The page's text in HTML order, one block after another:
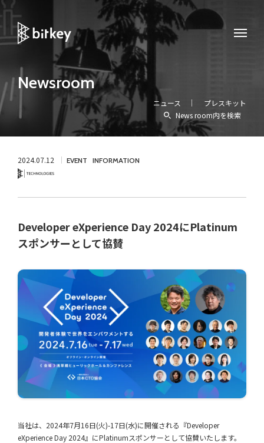
Newsroom
ニュース
プレスキット
News room内を検索
2024.07.12 EVENT INFORMATION
Developer eXperience Day 2024にPlatinum
スポンサーとして協賛
当社は、2024年7月16日(火)-17日(水)に開催される『Developer
eXperience Day 2024』にPlatinumスポンサーとして協賛いたします。